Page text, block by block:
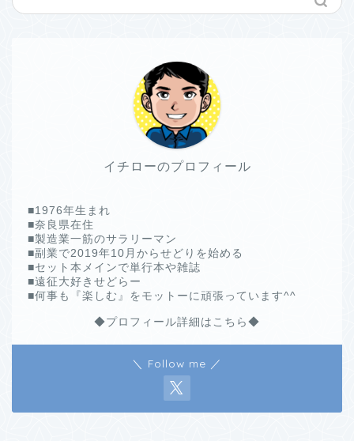
イチローのプロフィール
■1976年生まれ
■奈良県在住
■製造業一筋のサラリーマン
■副業で2019年10月からせどりを始める
■セット本メインで単行本や雑誌
■遠征大好きせどらー
■何事も『楽しむ』をモットーに頑張っています^^
◆プロフィール詳細はこちら◆
＼ Follow me ／